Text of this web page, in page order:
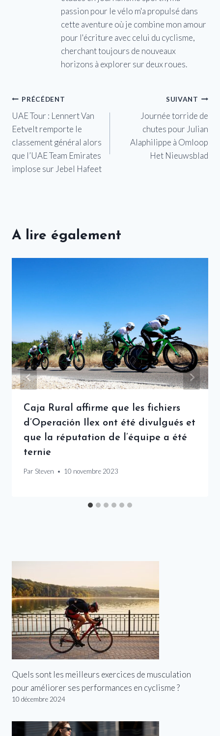
passion pour le vélo m'a propulsé dans
cette aventure où je combine mon amour
pour l'écriture avec celui du cyclisme,
cherchant toujours de nouveaux
horizons à explorer sur deux roues.
Navigation
de
l’article
PRÉCÉDENT
UAE Tour : Lennert Van
Eetvelt remporte le
classement général alors
que l’UAE Team Emirates
implose sur Jebel Hafeet
SUIVANT
Journée torride de
chutes pour Julian
Alaphilippe à Omloop
Het Nieuwsblad
A lire également
Caja Rural affirme que les fichiers
d’Operación Ilex ont été divulgués et
que la réputation de l’équipe a été
ternie
Par Steven 10 novembre 2023
Quels sont les meilleurs exercices de musculation
pour améliorer ses performances en cyclisme ?
10 décembre 2024